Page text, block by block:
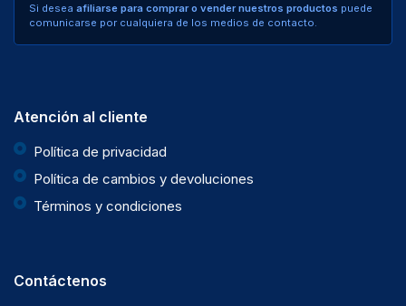
Si desea afiliarse para comprar o vender nuestros productos puede
comunicarse por cualquiera de los medios de contacto.
Atención al cliente
Política de privacidad
Política de cambios y devoluciones
Términos y condiciones
Contáctenos